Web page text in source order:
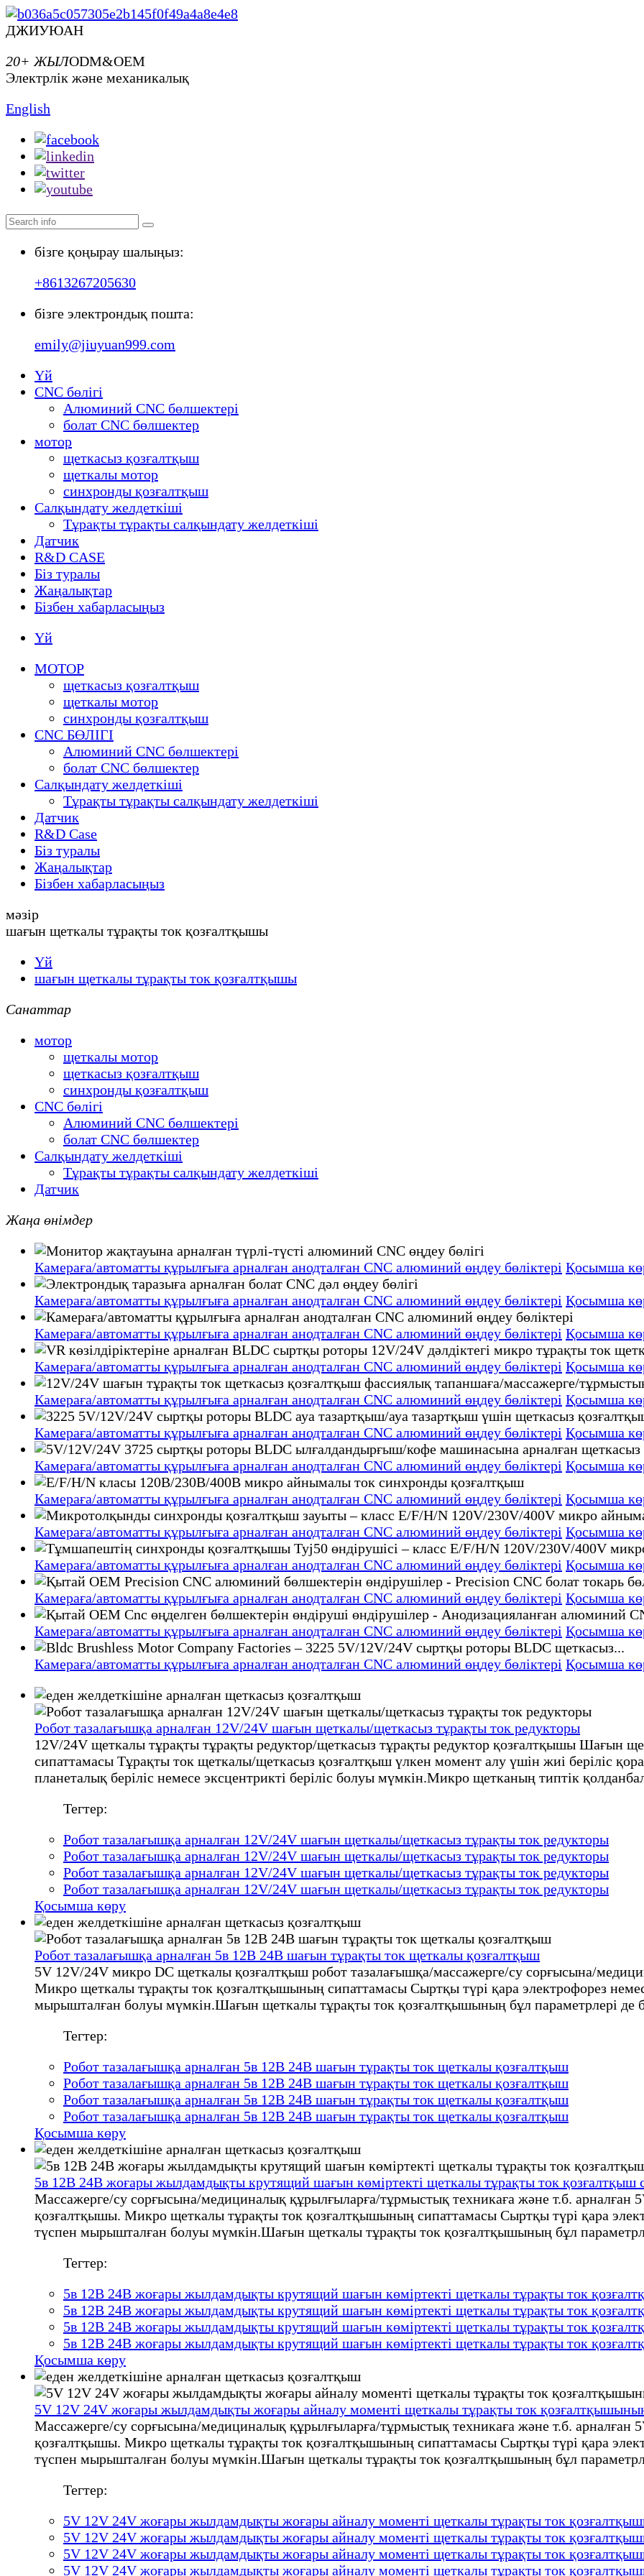
ДЖИУЮАН
20+ ЖЫЛODM&OEM
Электрлік және механикалық
English
бізге қоңырау шалыңыз:
+8613267205630
бізге электрондық пошта:
emily@jiuyuan999.com
Үй
CNC бөлігі
Алюминий CNC бөлшектері
болат CNC бөлшектер
мотор
щеткасыз қозғалтқыш
щеткалы мотор
синхронды қозғалтқыш
Салқындату желдеткіші
Тұрақты тұрақты салқындату желдеткіші
Датчик
R&D CASE
Біз туралы
Жаңалықтар
Бізбен хабарласыңыз
Үй
МОТОР
щеткасыз қозғалтқыш
щеткалы мотор
синхронды қозғалтқыш
CNC БӨЛІГІ
Алюминий CNC бөлшектері
болат CNC бөлшектер
Салқындату желдеткіші
Тұрақты тұрақты салқындату желдеткіші
Датчик
R&D Case
Біз туралы
Жаңалықтар
Бізбен хабарласыңыз
мәзір
шағын щеткалы тұрақты ток қозғалтқышы
Үй
шағын щеткалы тұрақты ток қозғалтқышы
Санаттар
мотор
щеткалы мотор
щеткасыз қозғалтқыш
синхронды қозғалтқыш
CNC бөлігі
Алюминий CNC бөлшектері
болат CNC бөлшектер
Салқындату желдеткіші
Тұрақты тұрақты салқындату желдеткіші
Датчик
Жаңа өнімдер
Камераға/автоматты құрылғыға арналған анодталған CNC алюминий өңдеу бөліктері Қосымша
Камераға/автоматты құрылғыға арналған анодталған CNC алюминий өңдеу бөліктері Қосымша
Камераға/автоматты құрылғыға арналған анодталған CNC алюминий өңдеу бөліктері Қосымша
Камераға/автоматты құрылғыға арналған анодталған CNC алюминий өңдеу бөліктері Қосымша
Камераға/автоматты құрылғыға арналған анодталған CNC алюминий өңдеу бөліктері Қосымша
Камераға/автоматты құрылғыға арналған анодталған CNC алюминий өңдеу бөліктері Қосымша
Камераға/автоматты құрылғыға арналған анодталған CNC алюминий өңдеу бөліктері Қосымша
Камераға/автоматты құрылғыға арналған анодталған CNC алюминий өңдеу бөліктері Қосымша
Камераға/автоматты құрылғыға арналған анодталған CNC алюминий өңдеу бөліктері Қосымша
Камераға/автоматты құрылғыға арналған анодталған CNC алюминий өңдеу бөліктері Қосымша
Камераға/автоматты құрылғыға арналған анодталған CNC алюминий өңдеу бөліктері Қосымша
Камераға/автоматты құрылғыға арналған анодталған CNC алюминий өңдеу бөліктері Қосымша
Камераға/автоматты құрылғыға арналған анодталған CNC алюминий өңдеу бөліктері Қосымша
Робот тазалағышқа арналған 12V/24V шағын щеткалы/щеткасыз тұрақты ток редукторы
12V/24V щеткалы тұрақты тұрақты редуктор/щеткасыз тұрақты редуктор қозғалтқышы Шағын
сипаттамасы Тұрақты ток щеткалы/щеткасыз қозғалтқыш үлкен момент алу үшін жиі беріліс
планеталық беріліс немесе эксцентрикті беріліс болуы мүмкін.Микро щетканың типтік
Тегтер:
Робот тазалағышқа арналған 12V/24V шағын щеткалы/щеткасыз тұрақты ток редукторы
Робот тазалағышқа арналған 12V/24V шағын щеткалы/щеткасыз тұрақты ток редукторы
Робот тазалағышқа арналған 12V/24V шағын щеткалы/щеткасыз тұрақты ток редукторы
Робот тазалағышқа арналған 12V/24V шағын щеткалы/щеткасыз тұрақты ток редукторы
Қосымша көру
Робот тазалағышқа арналған 5в 12В 24В шағын тұрақты ток щеткалы қозғалтқыш
5V 12V/24V микро DC щеткалы қозғалтқыш робот тазалағышқа/массажерге/су сорғысына/
Микро щеткалы тұрақты ток қозғалтқышының сипаттамасы Сыртқы түрі қара электрофорез
мырышталған болуы мүмкін.Шағын щеткалы тұрақты ток қозғалтқышының бұл параметрлері де
Тегтер:
Робот тазалағышқа арналған 5в 12В 24В шағын тұрақты ток щеткалы қозғалтқыш
Робот тазалағышқа арналған 5в 12В 24В шағын тұрақты ток щеткалы қозғалтқыш
Робот тазалағышқа арналған 5в 12В 24В шағын тұрақты ток щеткалы қозғалтқыш
Робот тазалағышқа арналған 5в 12В 24В шағын тұрақты ток щеткалы қозғалтқыш
Қосымша көру
5в 12В 24В жоғары жылдамдықты крутящий шағын көміртекті щеткалы тұрақты ток қозғалтқыш
Массажерге/су сорғысына/медициналық құрылғыларға/тұрмыстық техникаға және т.б.
қозғалтқышы. Микро щеткалы тұрақты ток қозғалтқышының сипаттамасы Сыртқы түрі қара
түспен мырышталған болуы мүмкін.Шағын щеткалы тұрақты ток қозғалтқышының бұл
Тегтер:
5в 12В 24В жоғары жылдамдықты крутящий шағын көміртекті щеткалы тұрақты ток
5в 12В 24В жоғары жылдамдықты крутящий шағын көміртекті щеткалы тұрақты ток
5в 12В 24В жоғары жылдамдықты крутящий шағын көміртекті щеткалы тұрақты ток
5в 12В 24В жоғары жылдамдықты крутящий шағын көміртекті щеткалы тұрақты ток
Қосымша көру
5V 12V 24V жоғары жылдамдықты жоғары айналу моменті щеткалы тұрақты ток
Массажерге/су сорғысына/медициналық құрылғыларға/тұрмыстық техникаға және т.б.
қозғалтқышы. Микро щеткалы тұрақты ток қозғалтқышының сипаттамасы Сыртқы түрі қара
түспен мырышталған болуы мүмкін.Шағын щеткалы тұрақты ток қозғалтқышының бұл
Тегтер:
5V 12V 24V жоғары жылдамдықты жоғары айналу моменті щеткалы тұрақты ток
5V 12V 24V жоғары жылдамдықты жоғары айналу моменті щеткалы тұрақты ток
5V 12V 24V жоғары жылдамдықты жоғары айналу моменті щеткалы тұрақты ток
5V 12V 24V жоғары жылдамдықты жоғары айналу моменті щеткалы тұрақты ток